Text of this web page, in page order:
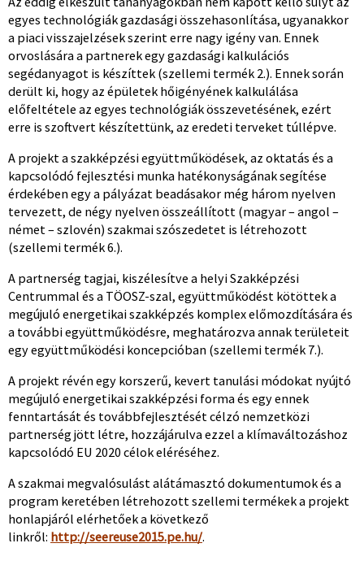
egyes technológiák gazdasági összehasonlítása, ugyanakkor
a piaci visszajelzések szerint erre nagy igény van. Ennek
orvoslására a partnerek egy gazdasági kalkulációs
segédanyagot is készíttek (szellemi termék 2.). Ennek során
derült ki, hogy az épületek hőigényének kalkulálása
előfeltétele az egyes technológiák összevetésének, ezért
erre is szoftvert készítettünk, az eredeti terveket túllépve.
A projekt a szakképzési együttműködések, az oktatás és a
kapcsolódó fejlesztési munka hatékonyságának segítése
érdekében egy a pályázat beadásakor még három nyelven
tervezett, de négy nyelven összeállított (magyar – angol –
német – szlovén) szakmai szószedetet is létrehozott
(szellemi termék 6.).
A partnerség tagjai, kiszélesítve a helyi Szakképzési
Centrummal és a TÖOSZ-szal, együttműködést kötöttek a
megújuló energetikai szakképzés komplex előmozdítására és
a további együttműködésre, meghatározva annak területeit
egy együttműködési koncepcióban (szellemi termék 7.).
A projekt révén egy korszerű, kevert tanulási módokat nyújtó
megújuló energetikai szakképzési forma és egy ennek
fenntartását és továbbfejlesztését célzó nemzetközi
partnerség jött létre, hozzájárulva ezzel a klímaváltozáshoz
kapcsolódó EU 2020 célok eléréséhez.
A szakmai megvalósulást alátámasztó dokumentumok és a
program keretében létrehozott szellemi termékek a projekt
honlapjáról elérhetőek a következő
linkről: http://seereuse2015.pe.hu/.